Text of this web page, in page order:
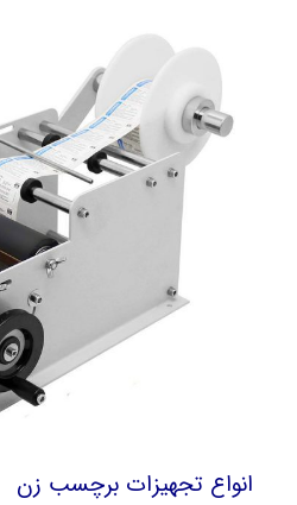
انواع تجهیزات برچسب زن